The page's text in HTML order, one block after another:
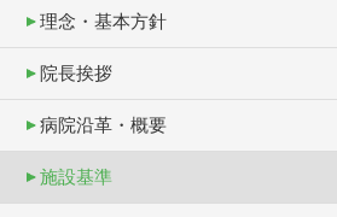
理念・基本方針
院長挨拶
病院沿革・概要
施設基準